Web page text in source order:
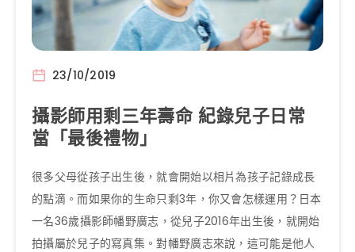
23/10/2019
攝影師用剩三年壽命 紀錄兒子日常
當「最後禮物」
很多父母從孩子出生後，就會開始以相片為孩子記錄成長
的點滴。而如果你的生命只剩3年，你又會怎樣運用？日本
一名36歲攝影師幡野廣志，從兒子2016年出生後，就開始
拍攝屬於兒子的寫真集。對幡野廣志來說，這可能是他人